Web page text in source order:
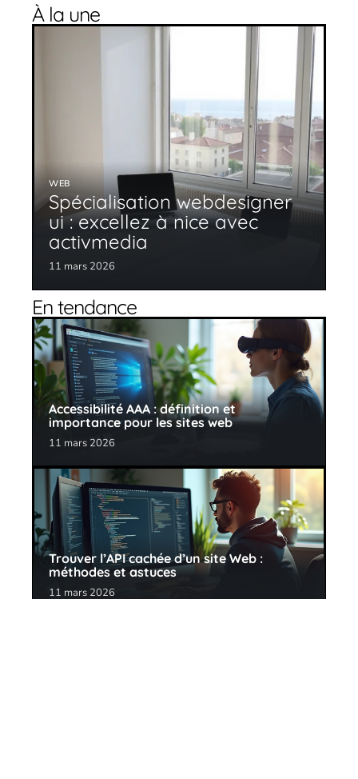
À la une
WEB
Spécialisation webdesigner
ui : excellez à nice avec
activmedia
11 mars 2026
En tendance
Accessibilité AAA : définition et
importance pour les sites web
11 mars 2026
Trouver l’API cachée d’un site Web :
méthodes et astuces
11 mars 2026